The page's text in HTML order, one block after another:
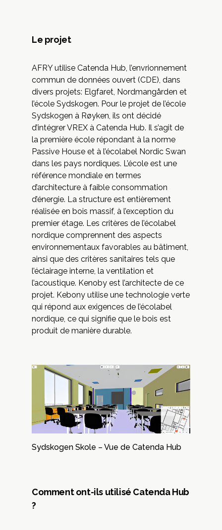
Le projet
AFRY utilise Catenda Hub, l’envrionnement
commun de données ouvert (CDE), dans
divers projets: Elgfaret, Nordmangården et
l’école Sydskogen. Pour le projet de l’école
Sydskogen à Røyken, ils ont décidé
d’intégrerVREX à Catenda Hub. Il s’agit de
la première école répondant à la norme
Passive House et à l’écolabel Nordic Swan
dans les pays nordiques. L’école est une
référence mondiale en termes
d’architecture à faible consommation
d’énergie. La structure est entièrement
réalisée en bois massif, à l’exception du
premier étage. Les critères de l’écolabel
nordique comprennent des aspects
environnementaux favorables au bâtiment,
ainsi que des critères sanitaires tels que
l’éclairage interne, la ventilation et
l’acoustique. Kenoby est l’architecte de ce
projet. Kebony utilise une technologie verte
qui répond aux exigences de l’écolabel
nordique, ce qui signifie que le bois est
produit de manière durable.
Sydskogen Skole – Vue de Catenda Hub
Comment ont-ils utilisé Catenda Hub
?